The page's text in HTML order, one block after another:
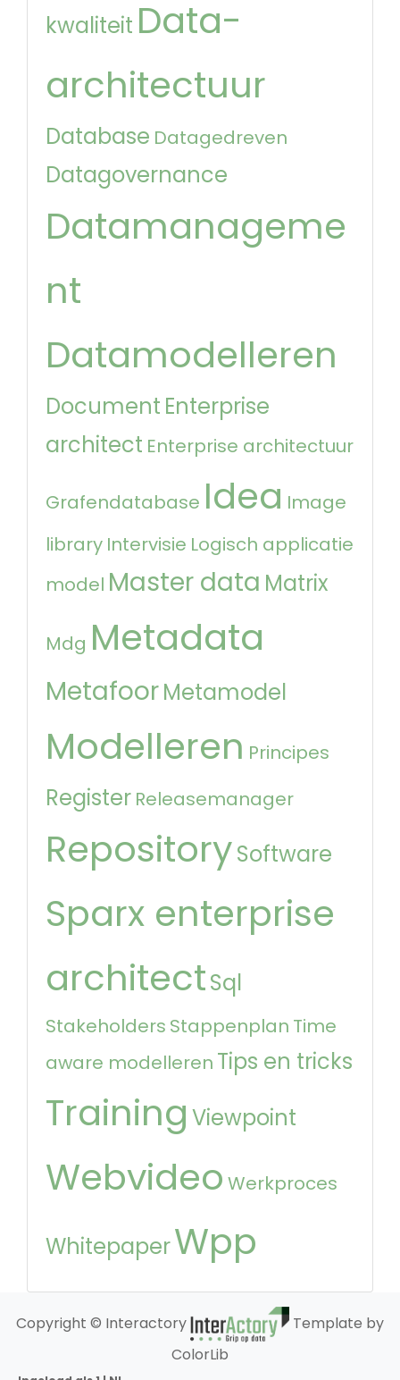
kwaliteit Data-
architectuur
Database Datagedreven
Datagovernance
Datamanageme
nt
Datamodelleren
Document Enterprise
architect Enterprise architectuur
Grafendatabase Idea Image
library Intervisie Logisch applicatie
model Master data Matrix
Mdg Metadata
MetafoorMetamodel
Modelleren Principes
Register Releasemanager
RepositorySoftware
Sparx enterprise
architectSql
Stakeholders Stappenplan Time
aware modelleren Tips en tricks
Training Viewpoint
Webvideo Werkproces
WhitepaperWpp
Copyright © Interactory
Template by
ColorLib